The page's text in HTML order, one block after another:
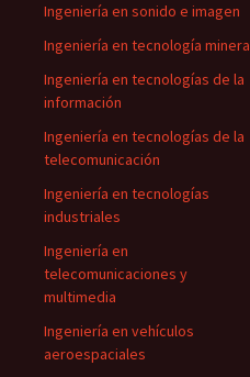
Ingeniería en sonido e imagen
Ingeniería en tecnología minera
Ingeniería en tecnologías de la
información
Ingeniería en tecnologías de la
telecomunicación
Ingeniería en tecnologías
industriales
Ingeniería en
telecomunicaciones y
multimedia
Ingeniería en vehículos
aeroespaciales